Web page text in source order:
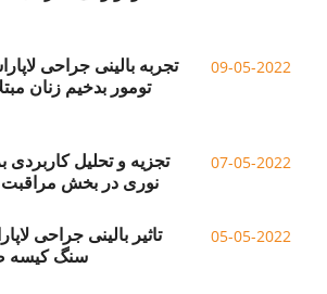
09-05-2022
تجربه بالینی جراحی
تومور بدخیم زنان
07-05-2022
تجزیه و تحلیل کاربردی
نوری در بخش مراقبت
05-05-2022
تاثیر بالینی جراحی
سنگ کیسه